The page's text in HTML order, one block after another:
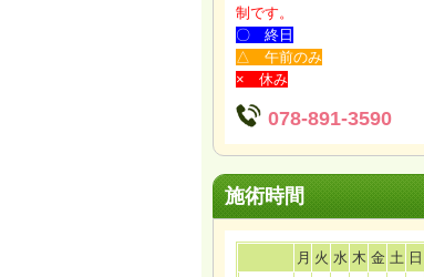
制です。
〇 終日
△ 午前のみ
× 休み
078-891-3590
施術時間
月 火 水 木 金 土 日